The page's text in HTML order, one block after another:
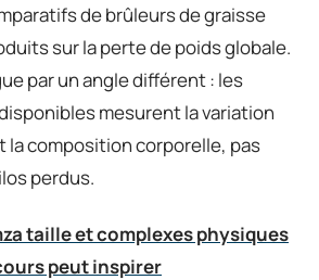
de brûleurs de graisse
sur la perte de poids globale.
par un angle différent : les
mesurent la variation
la composition corporelle, pas
perdus.
taille et complexes physiques
peut inspirer